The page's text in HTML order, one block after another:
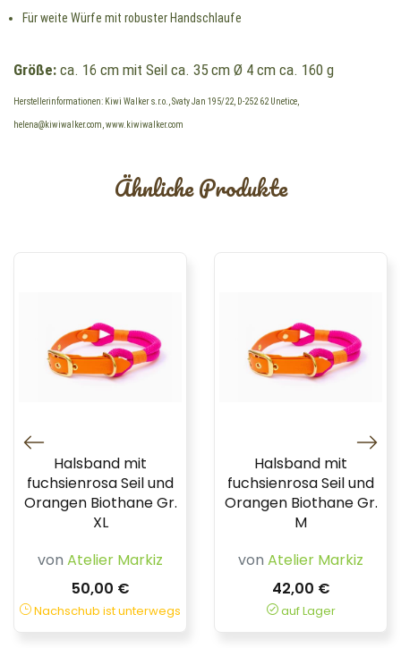
Für weite Würfe mit robuster Handschlaufe
Größe: ca. 16 cm mit Seil ca. 35 cm Ø 4 cm ca. 160 g
Herstellerinformationen: Kiwi Walker s.r.o., Svaty Jan 195/22, D-252 62 Unetice,
helena@kiwiwalker.com, www.kiwiwalker.com
Ähnliche Produkte
Halsband mit
fuchsienrosa Seil und
Orangen Biothane Gr.
XL
von Atelier Markiz
50,00 €
Nachschub ist unterwegs
Halsband mit
fuchsienrosa Seil und
Orangen Biothane Gr.
M
von Atelier Markiz
42,00 €
auf Lager